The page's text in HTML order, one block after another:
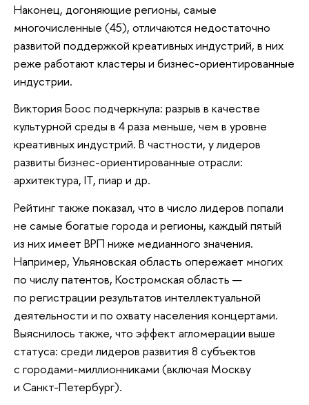
Наконец, догоняющие регионы, самые
многочисленные (45), отличаются недостаточно
развитой поддержкой креативных индустрий, в них
реже работают кластеры и бизнес-ориентированные
индустрии.
Виктория Боос подчеркнула: разрыв в качестве
культурной среды в 4 раза меньше, чем в уровне
креативных индустрий. В частности, у лидеров
развиты бизнес-ориентированные отрасли:
архитектура, IT, пиар и др.
Рейтинг также показал, что в число лидеров попали
не самые богатые города и регионы, каждый пятый
из них имеет ВРП ниже медианного значения.
Например, Ульяновская область опережает многих
по числу патентов, Костромская область —
по регистрации результатов интеллектуальной
деятельности и по охвату населения концертами.
Выяснилось также, что эффект агломерации выше
статуса: среди лидеров развития 8 субъектов
с городами-миллионниками (включая Москву
и Санкт-Петербург).